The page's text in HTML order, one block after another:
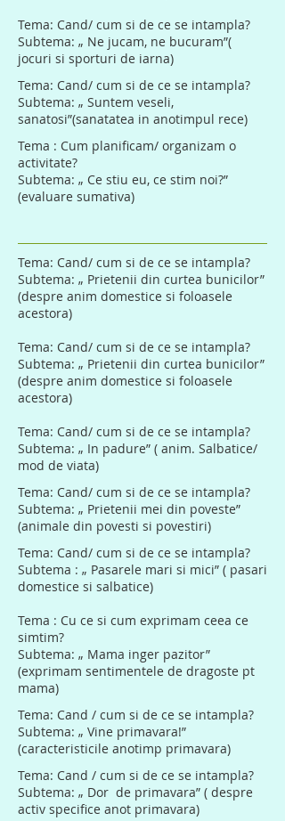
Tema: Cand/ cum si de ce se intampla?
Subtema: „ Ne jucam, ne bucuram”(
jocuri si sporturi de iarna)
Tema: Cand/ cum si de ce se intampla?
Subtema: „ Suntem veseli,
sanatosi”(sanatatea in anotimpul rece)
Tema : Cum planificam/ organizam o
activitate?
Subtema: „ Ce stiu eu, ce stim noi?”
(evaluare sumativa)
Tema: Cand/ cum si de ce se intampla?
Subtema: „ Prietenii din curtea bunicilor”
(despre anim domestice si foloasele
acestora)
Tema: Cand/ cum si de ce se intampla?
Subtema: „ Prietenii din curtea bunicilor”
(despre anim domestice si foloasele
acestora)
Tema: Cand/ cum si de ce se intampla?
Subtema: „ In padure” ( anim. Salbatice/
mod de viata)
Tema: Cand/ cum si de ce se intampla?
Subtema: „ Prietenii mei din poveste”
(animale din povesti si povestiri)
Tema: Cand/ cum si de ce se intampla?
Subtema : „ Pasarele mari si mici” ( pasari
domestice si salbatice)
Tema : Cu ce si cum exprimam ceea ce
simtim?
Subtema: „ Mama inger pazitor”
(exprimam sentimentele de dragoste pt
mama)
Tema: Cand / cum si de ce se intampla?
Subtema: „ Vine primavara!”
(caracteristicile anotimp primavara)
Tema: Cand / cum si de ce se intampla?
Subtema: „ Dor de primavara” ( despre
activ specifice anot primavara)